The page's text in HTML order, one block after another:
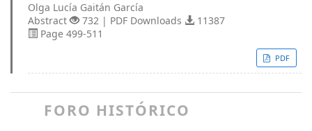
Olga Lucía Gaitán García
Abstract
732 | PDF Downloads
11387
Page 499-511
PDF
FORO HISTÓRICO